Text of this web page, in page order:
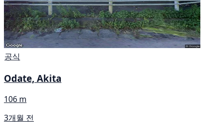
공식
Odate, Akita
106 m
3개월 전